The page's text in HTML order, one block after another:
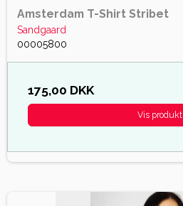
Amsterdam T-Shirt Stribet
Sandgaard
00005800
175,00 DKK
Vis produkt